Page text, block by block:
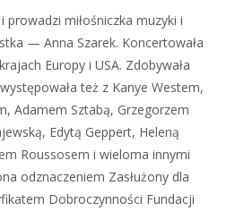
prowadzi miłośniczka muzyki i
— Anna Szarek. Koncertowała
Europy i USA. Zdobywała
też z Kanye Westem,
Adamem Sztabą, Grzegorzem
Edytą Geppert, Heleną
Roussosem i wieloma innymi
odznaczeniem Zasłużony dla
Dobroczynności Fundacji